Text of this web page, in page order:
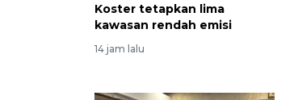
Koster tetapkan lima
kawasan rendah emisi
14 jam lalu